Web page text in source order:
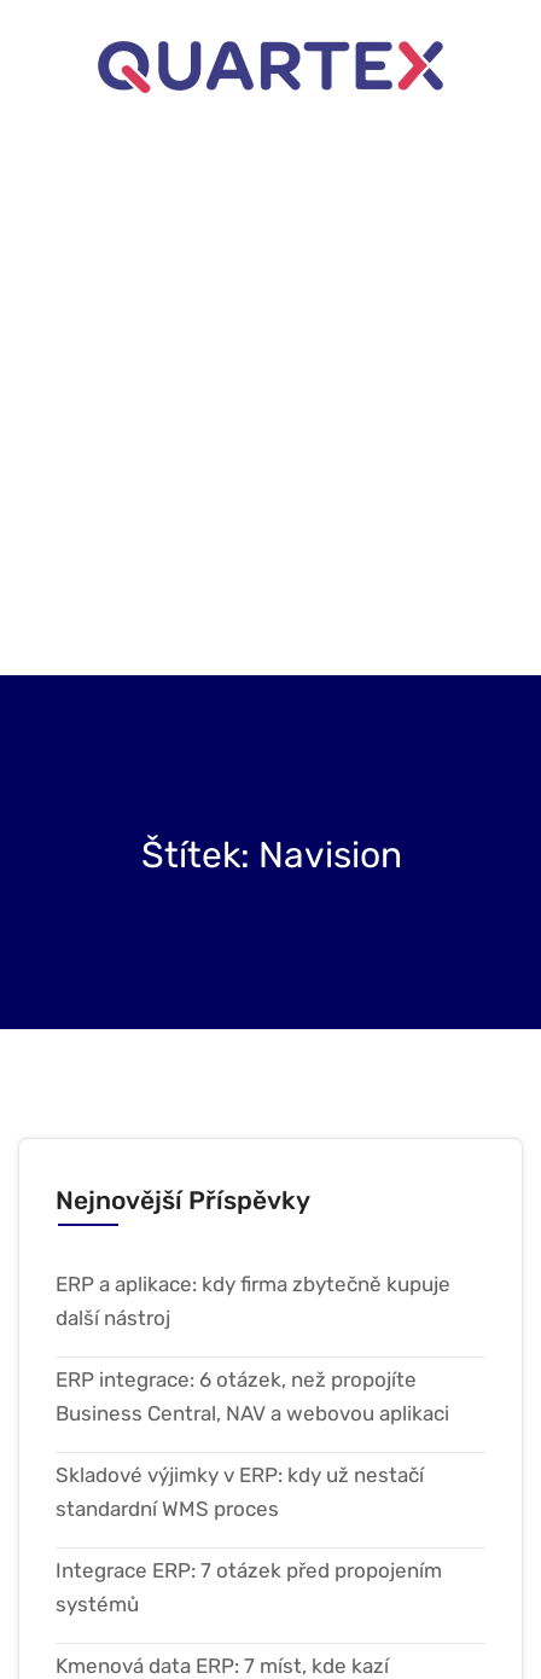
Štítek: Navision
Nejnovější Příspěvky
ERP a aplikace: kdy firma zbytečně kupuje
další nástroj
ERP integrace: 6 otázek, než propojíte
Business Central, NAV a webovou aplikaci
Skladové výjimky v ERP: kdy už nestačí
standardní WMS proces
Integrace ERP: 7 otázek před propojením
systémů
Kmenová data ERP: 7 míst, kde kazí